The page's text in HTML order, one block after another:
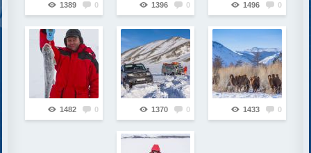
1389 0 1396 0 1496 0
1482 0 1370 0 1433 0